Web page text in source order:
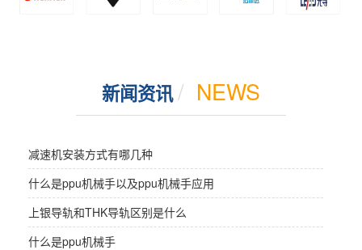
新闻资讯/ NEWS
减速机安装方式有哪几种
什么是ppu机械手以及ppu机械手应用
上银导轨和THK导轨区别是什么
什么是ppu机械手